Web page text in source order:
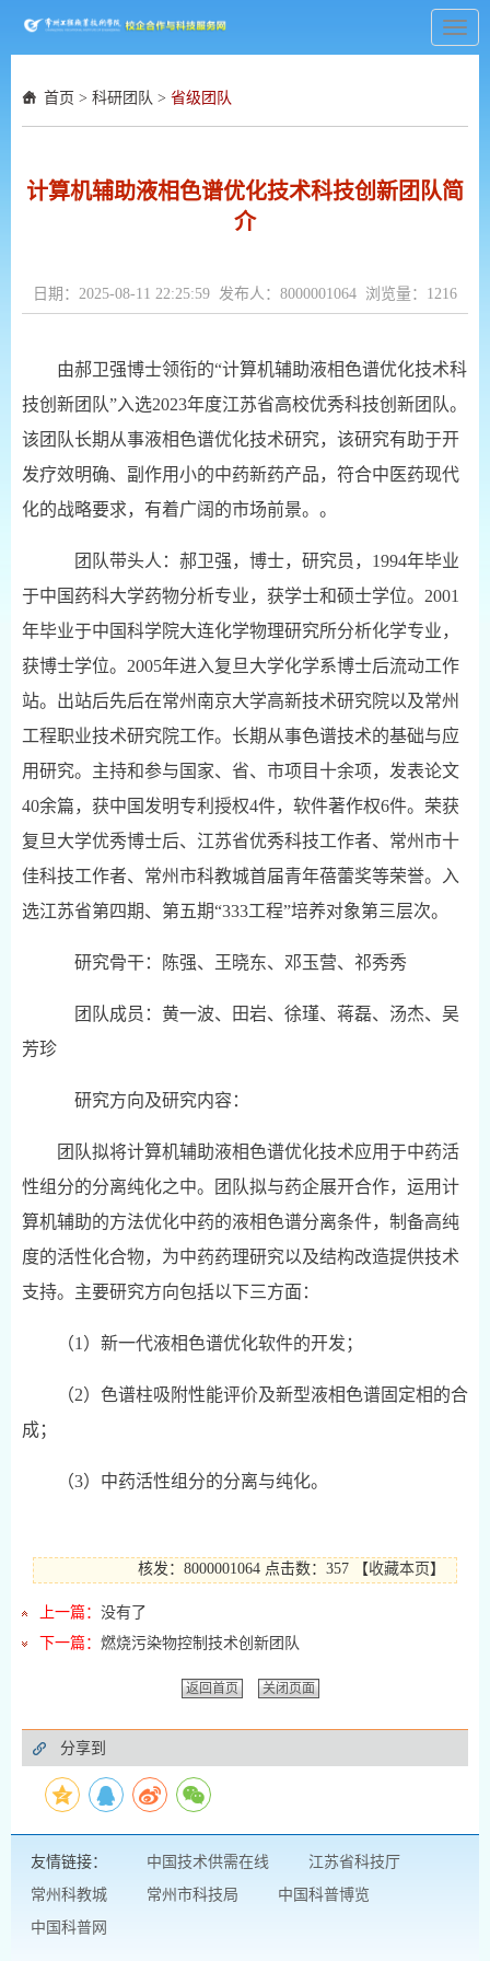
首页 > 科研团队 > 省级团队
计算机辅助液相色谱优化技术科技创新团队简
介
日期：2025-08-11 22:25:59 发布人：8000001064 浏览量： 1216
由郝卫强博士领衔的“计算机辅助液相色谱优化技术科
技创新团队”入选2023年度江苏省高校优秀科技创新团队。
该团队长期从事液相色谱优化技术研究，该研究有助于开
发疗效明确、副作用小的中药新药产品，符合中医药现代
化的战略要求，有着广阔的市场前景。。
团队带头人：郝卫强，博士，研究员，1994年毕业
于中国药科大学药物分析专业，获学士和硕士学位。2001
年毕业于中国科学院大连化学物理研究所分析化学专业，
获博士学位。2005年进入复旦大学化学系博士后流动工作
站。出站后先后在常州南京大学高新技术研究院以及常州
工程职业技术研究院工作。长期从事色谱技术的基础与应
用研究。主持和参与国家、省、市项目十余项，发表论文
40余篇，获中国发明专利授权4件，软件著作权6件。荣获
复旦大学优秀博士后、江苏省优秀科技工作者、常州市十
佳科技工作者、常州市科教城首届青年蓓蕾奖等荣誉。入
选江苏省第四期、第五期“333工程”培养对象第三层次。
研究骨干：陈强、王晓东、邓玉营、祁秀秀
团队成员：黄一波、田岩、徐瑾、蒋磊、汤杰、吴
芳珍
研究方向及研究内容：
团队拟将计算机辅助液相色谱优化技术应用于中药活
性组分的分离纯化之中。团队拟与药企展开合作，运用计
算机辅助的方法优化中药的液相色谱分离条件，制备高纯
度的活性化合物，为中药药理研究以及结构改造提供技术
支持。主要研究方向包括以下三方面：
（1）新一代液相色谱优化软件的开发；
（2）色谱柱吸附性能评价及新型液相色谱固定相的合
成；
（3）中药活性组分的分离与纯化。
核发：8000001064 点击数：357 【收藏本页 】
上一篇： 没有了
下一篇： 燃烧污染物控制技术创新团队
返回首页 关闭页面
分享到
友情链接： 中国技术供需在线
江苏省科技厅
常州科教城
常州市科技局
中国科普博览
中国科普网